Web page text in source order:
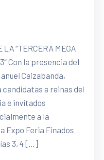
“TERCERA MEGA
Con la presencia del
Caizabanda,
a reinas del
e invitados
a la
Expo Feria Finados
3, 4 […]